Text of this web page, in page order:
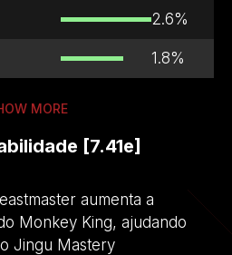
2.6%
1.8%
MORE
[7.41e]
aumenta a
Monkey King, ajudando
Jingu Mastery